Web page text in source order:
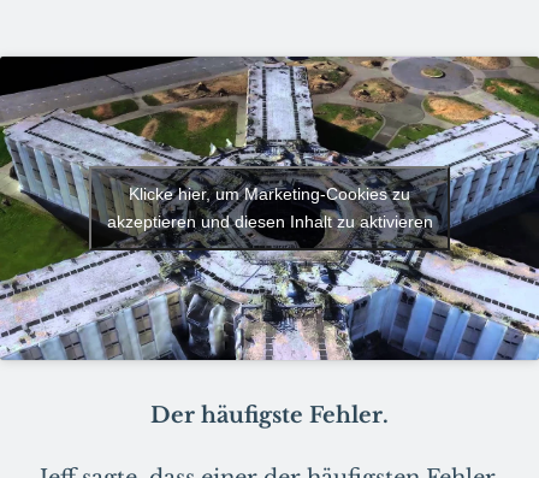
Klicke hier, um Marketing-Cookies zu
akzeptieren und diesen Inhalt zu aktivieren
Der häufigste Fehler.